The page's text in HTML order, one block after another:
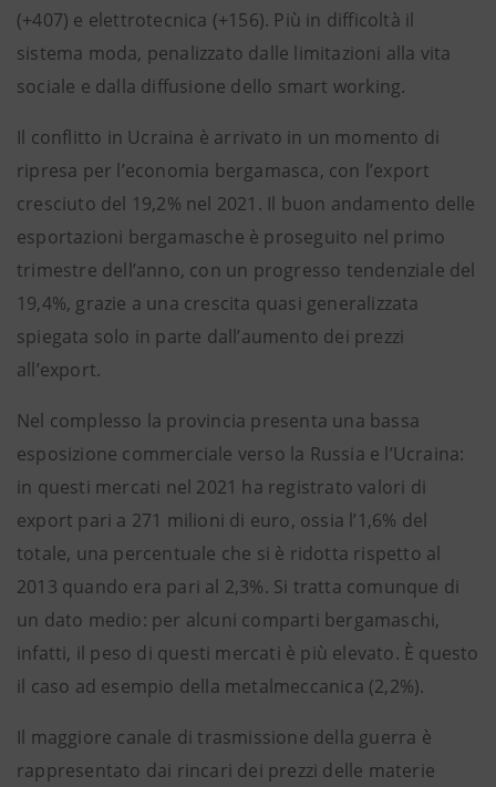
(+407) e elettrotecnica (+156). Più in difficoltà il
sistema moda, penalizzato dalle limitazioni alla vita
sociale e dalla diffusione dello smart working.
Il conflitto in Ucraina è arrivato in un momento di
ripresa per l’economia bergamasca, con l’export
cresciuto del 19,2% nel 2021. Il buon andamento delle
esportazioni bergamasche è proseguito nel primo
trimestre dell’anno, con un progresso tendenziale del
19,4%, grazie a una crescita quasi generalizzata
spiegata solo in parte dall’aumento dei prezzi
all’export.
Nel complesso la provincia presenta una bassa
esposizione commerciale verso la Russia e l’Ucraina:
in questi mercati nel 2021 ha registrato valori di
export pari a 271 milioni di euro, ossia l’1,6% del
totale, una percentuale che si è ridotta rispetto al
2013 quando era pari al 2,3%. Si tratta comunque di
un dato medio: per alcuni comparti bergamaschi,
infatti, il peso di questi mercati è più elevato. È questo
il caso ad esempio della metalmeccanica (2,2%).
Il maggiore canale di trasmissione della guerra è
rappresentato dai rincari dei prezzi delle materie